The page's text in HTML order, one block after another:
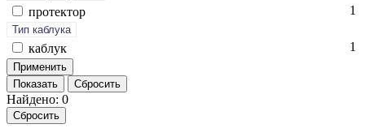
про­тек­тор 1
Тип каблука
каб­лук 1
Показать Сбросить
Найдено: 0
Сбросить